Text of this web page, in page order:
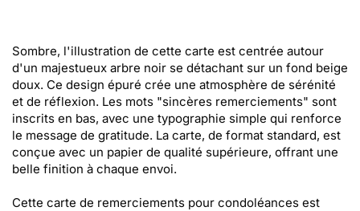
Sombre, l'illustration de cette carte est centrée autour
d'un majestueux arbre noir se détachant sur un fond beige
doux. Ce design épuré crée une atmosphère de sérénité
et de réflexion. Les mots "sincères remerciements" sont
inscrits en bas, avec une typographie simple qui renforce
le message de gratitude. La carte, de format standard, est
conçue avec un papier de qualité supérieure, offrant une
belle finition à chaque envoi.
Cette carte de remerciements pour condoléances est